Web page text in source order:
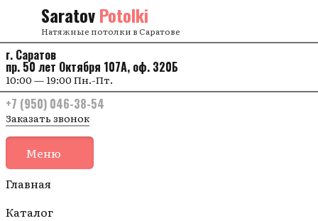
Перейти к содержанию
SaratovPotolki
Натяжные потолки в Саратове
г. Саратов
пр. 50 лет Октября 107А, оф. 320Б
10:00 — 19:00 Пн.-Пт.
+7 (950) 046-38-54
Заказать звонок
Меню
Главная
Каталог